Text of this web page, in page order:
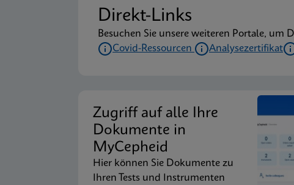
Direkt-Links
Besuchen Sie unsere weiteren Portale,
Covid-Ressourcen
Analysezertifikat
Zugriff auf alle Ihre
Dokumente in
MyCepheid
Hier können Sie Dokumente zu
Ihren Tests und Instrumenten